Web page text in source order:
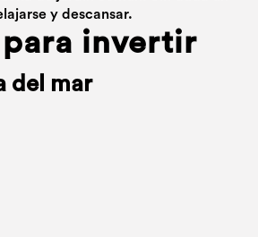
y descansar.
para invertir
del mar